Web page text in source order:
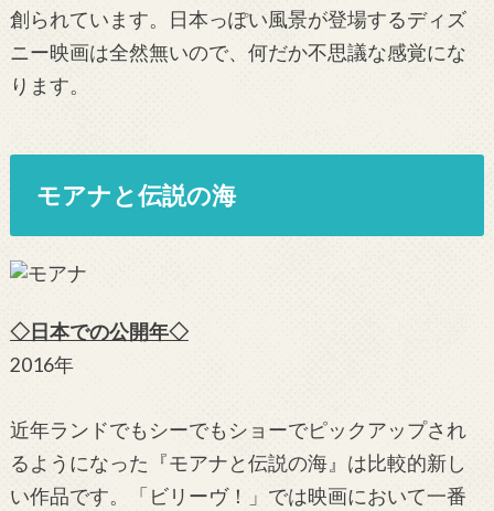
創られています。日本っぽい風景が登場するディズ
ニー映画は全然無いので、何だか不思議な感覚にな
ります。
モアナと伝説の海
◇日本での公開年◇
2016年
近年ランドでもシーでもショーでピックアップされ
るようになった『モアナと伝説の海』は比較的新し
い作品です。「ビリーヴ！」では映画において一番